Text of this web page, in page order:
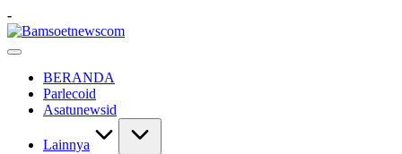
Skip
to
content
-
Bamsoetnewscom
Berita
MobilitasBERANDA
Parlecoid
Asatunewsid
Lainnya